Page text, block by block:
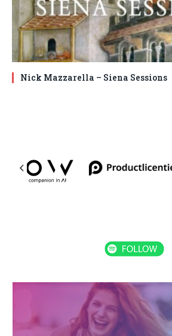
Nick Mazzarella – Siena Sessions